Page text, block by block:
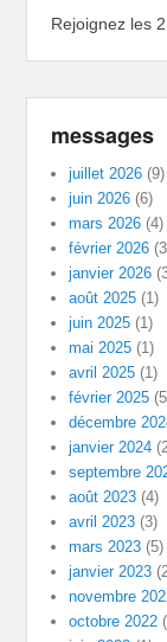
Rejoignez les
messages
juillet 2026 (9)
juin 2026 (6)
mars 2026 (4)
février 2026
janvier 2026
août 2025 (1)
juin 2025 (1)
mai 2025 (1)
avril 2025 (1)
février 2025
décembre
janvier 2024
septembre
août 2023 (4)
avril 2023 (3)
mars 2023 (5)
janvier 2023
novembre
octobre 2022